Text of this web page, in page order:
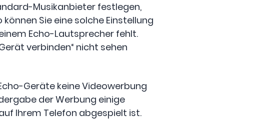
Musikanbieter festlegen,
Sie eine solche Einstellung
Echo-Lautsprecher fehlt.
verbinden“ nicht sehen
Geräte keine Videowerbung
der Werbung einige
Ihrem Telefon abgespielt ist.